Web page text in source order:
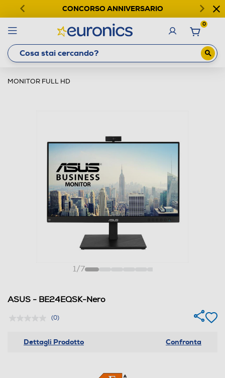
CONCORSO ANNIVERSARIO
0
MONITOR FULL HD
1/7
ASUS - BE24EQSK-Nero
(0)
Dettagli Prodotto Confronta